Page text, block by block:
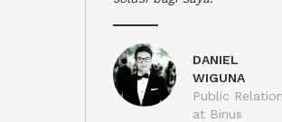
DANIEL
WIGUNA
Public
at Binus